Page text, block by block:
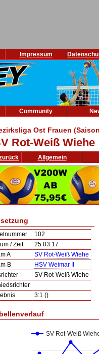
Impressum
Community
Ost Frauen
Rot-Weiß
Allgemein
102
/ Zeit
25.03.17
A
SV Rot-Weiß Wiehe
B
HSV Weimar II
SV Rot-Weiß Wiehe
3:1 ()
SV Rot-Weiß